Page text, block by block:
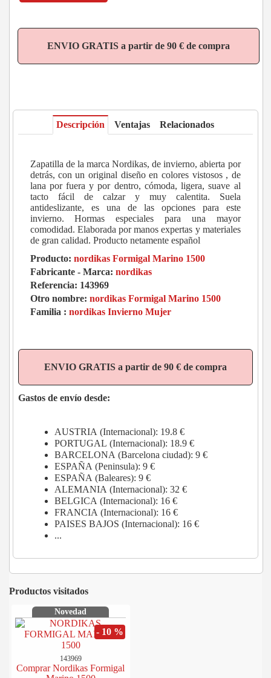
ENVIO GRATIS a partir de 90 € de compra
Descripción Ventajas Relacionados
Zapatilla de la marca Nordikas, de invierno, abierta por
detrás, con un original diseño en colores vistosos , de
lana por fuera y por dentro, cómoda, ligera, suave al
tacto fácil de calzar y muy calentita. Suela
antideslizante, es una de las opciones para este
invierno. Hormas especiales para una mayor
comodidad. Elaborada por manos expertas y materiales
de gran calidad. Producto netamente español
Producto: nordikas Formigal Marino 1500
Fabricante - Marca: nordikas
Referencia: 143969
Otro nombre: nordikas Formigal Marino 1500
Familia : nordikas Invierno Mujer
ENVIO GRATIS a partir de 90 € de compra
Gastos de envío desde:
AUSTRIA (Internacional): 19.8 €
PORTUGAL (Internacional): 18.9 €
BARCELONA (Barcelona ciudad): 9 €
ESPAÑA (Peninsula): 9 €
ESPAÑA (Baleares): 9 €
ALEMANIA (Internacional): 32 €
BELGICA (Internacional): 16 €
FRANCIA (Internacional): 16 €
PAISES BAJOS (Internacional): 16 €
...
Productos visitados
Novedad
- 10 %
143969
Comprar Nordikas Formigal